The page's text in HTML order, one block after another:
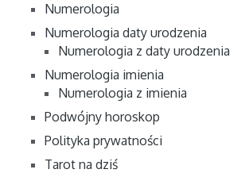
Numerologia
Numerologia daty urodzenia
Numerologia z daty urodzenia
Numerologia imienia
Numerologia z imienia
Podwójny horoskop
Polityka prywatności
Tarot na dziś